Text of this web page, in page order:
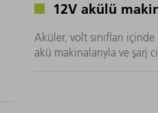
12V akülü
Aküler, volt sınıfları
akü makinalarıyla ve şarj